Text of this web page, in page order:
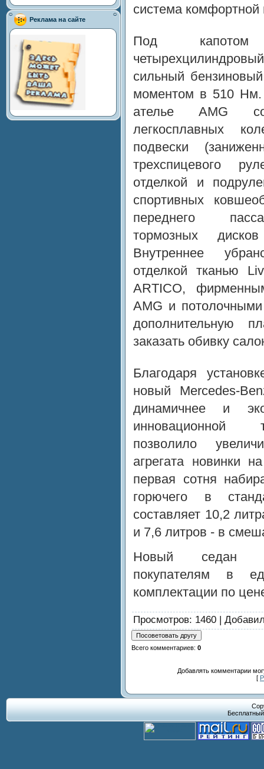
Реклама на сайте
система комфортной
Под капотом
сильный
моментом в 510 Нм.
ателье AMG
легкосплавных
подвески
трехспицевого
отделкой и
спортивных
переднего
тормозных
Внутреннее
отделкой тканью
ARTICO,
AMG и
дополнительную
заказать обивку
Благодаря
новый Mercedes-
динамичнее и
инновационной
позволило
агрегата новинки
первая сотня
горючего в
составляет 10,2
и 7,6 литров - в
Новый седан
покупателям в
комплектации по
Просмотров: 1460 |
Всего комментариев: 0
Добавлять комментарии
[